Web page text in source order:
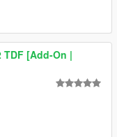
TDF [Add-On |